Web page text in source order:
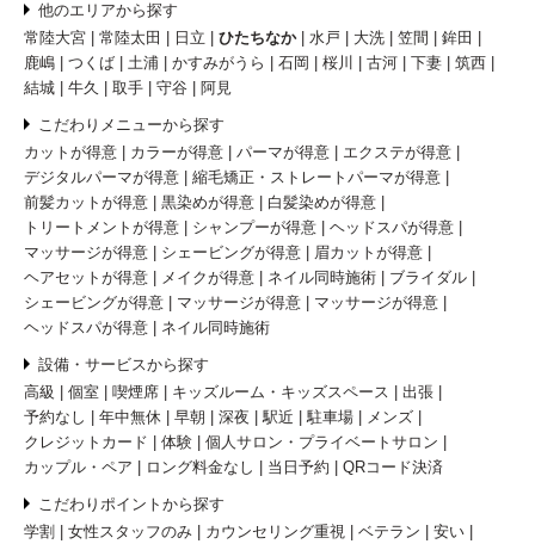
他のエリアから探す
常陸大宮
常陸太田 日立 ひたちなか 水戸 大洗 笠間
鉾田
鹿嶋
つくば 土浦 かすみがうら 石岡 桜川 古河 下妻
筑西
結城
牛久 取手 守谷 阿見
こだわりメニューから探す
カットが得意
カラーが得意 パーマが得意
エクステが得意
デジタルパーマが得意
縮毛矯正・ストレートパーマが得意
前髪カットが得意
黒染めが得意
白髪染めが得意
トリートメントが得意
シャンプーが得意
ヘッドスパが得意
マッサージが得意
シェービングが得意
眉カットが得意
ヘアセットが得意
メイクが得意 ネイル同時施術
ブライダル
シェービングが得意
マッサージが得意
マッサージが得意
ヘッドスパが得意
ネイル同時施術
設備・サービスから探す
高級
個室 喫煙席 キッズルーム・キッズスペース
出張
予約なし
年中無休 早朝 深夜 駅近 駐車場
メンズ
クレジットカード
体験
個人サロン・プライベートサロン
カップル・ペア
ロング料金なし 当日予約 QRコード決済
こだわりポイントから探す
学割
女性スタッフのみ カウンセリング重視 ベテラン
安い